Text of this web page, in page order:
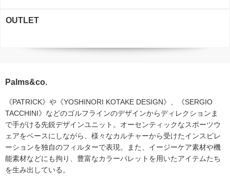
OUTLET
Palms&co.
《PATRICK》や《YOSHINORI KOTAKE DESIGN》、《SERGIO
TACCHINI》などのゴルフラインのデザインからディレクションま
で手がける先鋭デザインユニット。オーセンティックなスポーツウ
ェアをベースにしながら、様々なカルチャーから受けたインスピレ
ーションを独自のフィルターで表現。また、イージーケア素材や機
能素材などにも拘り、豊富なカラーパレットを用いたアイテムたち
を生み出している。